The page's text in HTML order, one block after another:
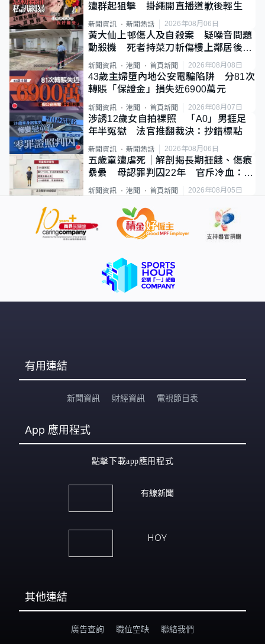
遭群起狙擊 掛繩開直播道歉後輕生
新聞資訊 新聞熱話 2026年08月06日
黃大仙上邨傷人及自殺案 疑噪音問題
動殺機 死者持菜刀斬傷樓上鄰居後墮
斃
新聞資訊 港聞 首頁新聞 2026年08月08日
43歲主婦墮內地公安電騙陷阱 分81次
轉賬「保證金」損失近6900萬元
新聞資訊 港聞 首頁新聞 2026年08月07日
涉誘12歲女自拍祼照 「A0」男捱足
年半冤獄 法官推翻裁決：抄錯標點
新聞資訊 新聞熱話 2026年08月06日
五歲童遭虐死｜解剖揭長期捱餓、傷痕
纍纍 母認罪判囚22年 官斥冷血：同
類案最惡劣
新聞資訊 港聞 首頁新聞 2026年08月05日
有用連結
新聞資訊 財經資訊 電視節目表
App 應用程式
點擊下載app應用程式
有線新聞
HOY
其他連結
廣告查詢 職位空缺 聯絡我們